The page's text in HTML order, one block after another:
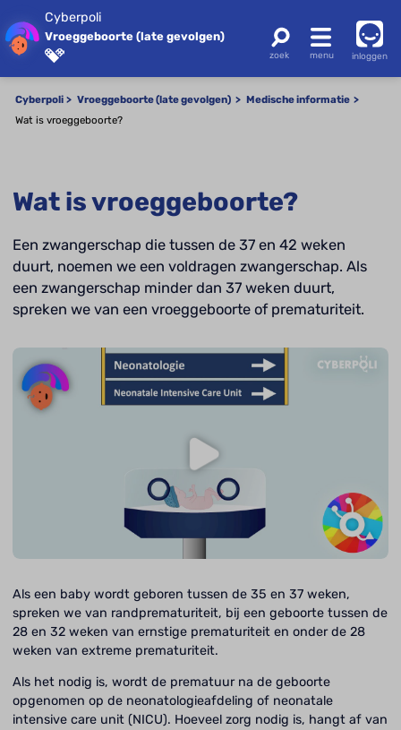
Cyberpoli
Vroeggeboorte (late gevolgen)
inloggen
Cyberpoli Vroeggeboorte (late gevolgen)
Medische informatie
Wat is vroeggeboorte?
Wat is vroeggeboorte?
Een zwangerschap die tussen de 37 en 42 weken
duurt, noemen we een voldragen zwangerschap. Als
een zwangerschap minder dan 37 weken duurt,
spreken we van een vroeggeboorte of prematuriteit.
Als een baby wordt geboren tussen de 35 en 37 weken,
spreken we van randprematuriteit, bij een geboorte tussen de
28 en 32 weken van ernstige prematuriteit en onder de 28
weken van extreme prematuriteit.
Als het nodig is, wordt de prematuur na de geboorte
opgenomen op de neonatologieafdeling of neonatale
intensive care unit (NICU). Hoeveel zorg nodig is, hangt af van